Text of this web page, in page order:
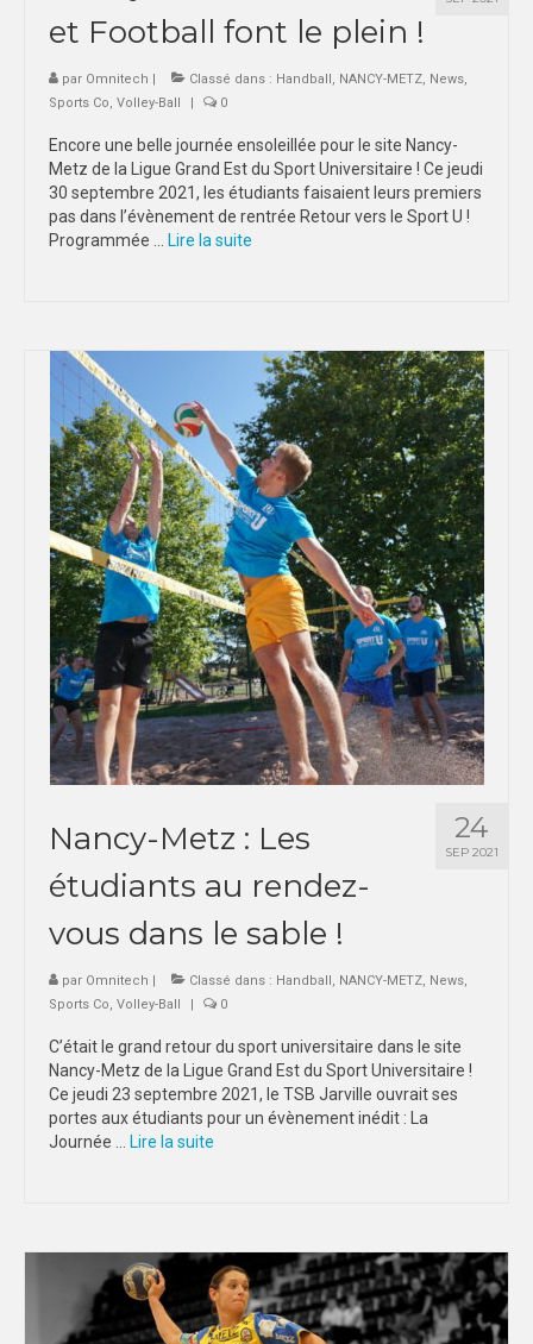
et Football font le plein !
par Omnitech | Classé dans : Handball, NANCY-METZ, News,
Sports Co, Volley-Ball | 0
Encore une belle journée ensoleillée pour le site Nancy-
Metz de la Ligue Grand Est du Sport Universitaire ! Ce jeudi
30 septembre 2021, les étudiants faisaient leurs premiers
pas dans l’évènement de rentrée Retour vers le Sport U !
Programmée …
Lire la suite­­
24
SEP 2021
Nancy-Metz : Les
étudiants au rendez-
vous dans le sable !
par Omnitech | Classé dans : Handball, NANCY-METZ, News,
Sports Co, Volley-Ball | 0
C’était le grand retour du sport universitaire dans le site
Nancy-Metz de la Ligue Grand Est du Sport Universitaire !
Ce jeudi 23 septembre 2021, le TSB Jarville ouvrait ses
portes aux étudiants pour un évènement inédit : La
Journée …
Lire la suite­­